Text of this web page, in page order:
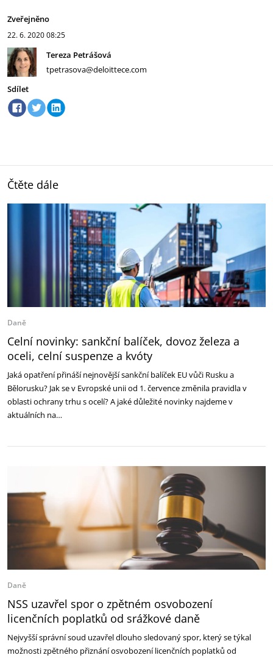
Zveřejněno
22. 6. 202008:25
Tereza Petrášová
tpetrasova@deloittece.com
Sdílet
Čtěte dále
Daně
Celní novinky: sankční balíček, dovoz železa a
oceli, celní suspenze a kvóty
Jaká opatření přináší nejnovější sankční balíček EU vůči Rusku a
Bělorusku? Jak se v Evropské unii od 1. července změnila pravidla v
oblasti ochrany trhu s ocelí? A jaké důležité novinky najdeme v
aktuálních na…
Daně
NSS uzavřel spor o zpětném osvobození
licenčních poplatků od srážkové daně
Nejvyšší správní soud uzavřel dlouho sledovaný spor, který se týkal
možnosti zpětného přiznání osvobození licenčních poplatků od